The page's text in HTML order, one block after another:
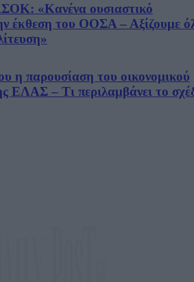
«Κανένα ουσιαστικό
έκθεση του ΟΟΣΑ – Αξίζουμε
η παρουσίαση του οικονομικού
ΕΛΑΣ – Τι περιλαμβάνει το